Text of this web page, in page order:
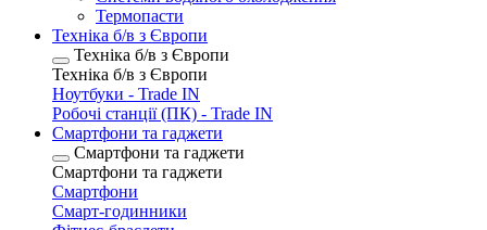
Термопасти
Техніка б/в з Європи
Техніка б/в з Європи
Техніка б/в з Європи
Ноутбуки - Trade IN
Робочі станції (ПК) - Trade IN
Смартфони та гаджети
Смартфони та гаджети
Смартфони та гаджети
Смартфони
Смарт-годинники